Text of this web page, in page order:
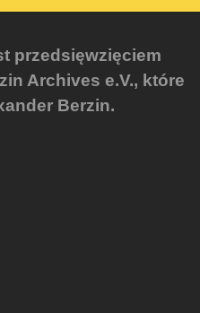
przedsięwzięciem
Archives e.V., które
Berzin.